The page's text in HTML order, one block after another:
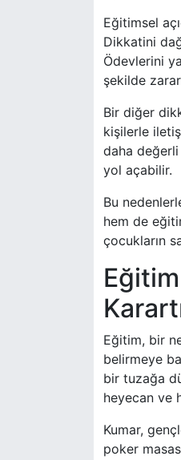
Eğitimsel
Dikkatini
Ödevlerini
şekilde
Bir diğer
kişilerle
daha
yol açabilir.
Bu
hem de
çocukların
Eğitim, bir
belirmeye
bir tuzağa
heyecan ve
Kumar,
poker